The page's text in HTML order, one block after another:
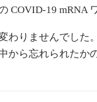
COVID-19 mRNA
りませんでし
ら忘れられたか